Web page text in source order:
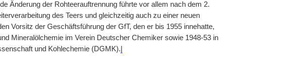
Änderung der Rohteerauftrennung führte vor allem nach dem 2.
des Teers und gleichzeitig auch zu einer neuen
Vorsitz der Geschäftsführung der GfT, den er bis 1955 innehatte,
Mineralölchemie im Verein Deutscher Chemiker sowie 1948-53 in
und Kohlechemie (DGMK).